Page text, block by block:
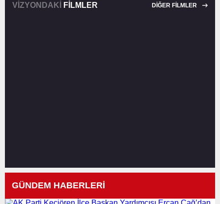
VİZYONDAKİ FİLMLER DİĞER FİLMLER
GÜNDEM HABERLERİ